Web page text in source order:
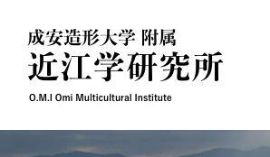
content